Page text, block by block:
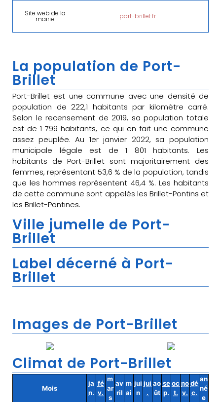
Site web de la
mairie port-brillet.fr
La population de Port-
Brillet
Port-Brillet est une commune avec une densité de
population de 222,1 habitants par kilomètre carré.
Selon le recensement de 2019, sa population totale
est de 1 799 habitants, ce qui en fait une commune
assez peuplée. Au 1er janvier 2022, sa population
municipale légale est de 1 801 habitants. Les
habitants de Port-Brillet sont majoritairement des
femmes, représentant 53,6 % de la population, tandis
que les hommes représentent 46,4 %. Les habitants
de cette commune sont appelés les Brillet-Pontins et
les Brillet-Pontines.
Ville jumelle de Port-
Brillet
Label décerné à Port-
Brillet
Images de Port-Brillet
Climat de Port-Brillet
Mois
ja
n.
fé
v.
m
ar
s
av
ril
m
ai
jui
n
jui
.
ao
ût
se
p.
oc
t.
no
v.
dé
c.
an
né
e